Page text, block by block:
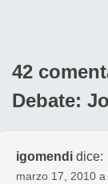
42
Debate:
igomendi dice:
marzo 17, 2010